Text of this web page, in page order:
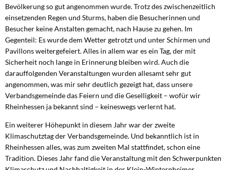
Bevölkerung so gut angenommen wurde. Trotz des zwischenzeitlich
einsetzenden Regen und Sturms, haben die Besucherinnen und
Besucher keine Anstalten gemacht, nach Hause zu gehen. Im
Gegenteil: Es wurde dem Wetter getrotzt und unter Schirmen und
Pavillons weitergefeiert. Alles in allem war es ein Tag, der mit
Sicherheit noch lange in Erinnerung bleiben wird. Auch die
darauffolgenden Veranstaltungen wurden allesamt sehr gut
angenommen, was mir sehr deutlich gezeigt hat, dass unsere
Verbandsgemeinde das Feiern und die Geselligkeit – wofür wir
Rheinhessen ja bekannt sind – keineswegs verlernt hat.
Ein weiterer Höhepunkt in diesem Jahr war der zweite
Klimaschutztag der Verbandsgemeinde. Und bekanntlich ist in
Rheinhessen alles, was zum zweiten Mal stattfindet, schon eine
Tradition. Dieses Jahr fand die Veranstaltung mit den Schwerpunkten